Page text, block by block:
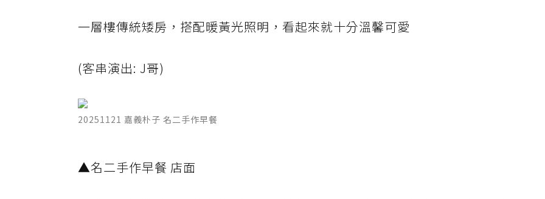
一層樓傳統矮房，搭配暖黃光照明，看起來就十分溫馨可愛
(客串演出: J哥)
20251121 嘉義朴子 名二手作早餐
▲名二手作早餐 店面